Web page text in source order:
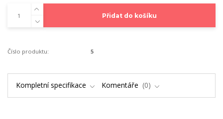
Přidat do košíku
Číslo produktu: 5
Kompletní specifikace Komentáře 0